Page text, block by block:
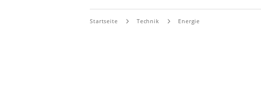
Startseite Technik Energie